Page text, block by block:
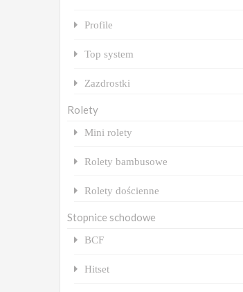
Profile
Top system
Zazdrostki
Rolety
Mini rolety
Rolety bambusowe
Rolety dościenne
Stopnice schodowe
BCF
Hitset